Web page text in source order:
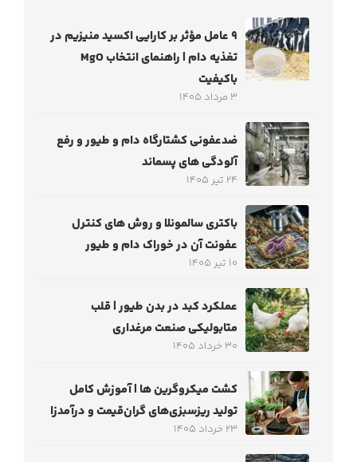
۹ عامل مؤثر بر کارایی اکسید منیزیم در
تغذیه دام | راهنمای انتخاب MgO
باکیفیت
3 مرداد 1405
ضدعفونی کشتارگاه دام و طیور و رفع
آلودگی های پسماند
24 تیر 1405
باکتری سالمونلا و روش های کنترل
عفونت آن در خوراک دام و طیور
10 تیر 1405
عملکرد کبد در بدن طیور | قلب
متابولیکی صنعت مرغداری
30 خرداد 1405
کشت میکروگرین‌ ها | آموزش کامل
تولید ریزسبزی‌های گران‌قیمت و درآمدزا
23 خرداد 1405